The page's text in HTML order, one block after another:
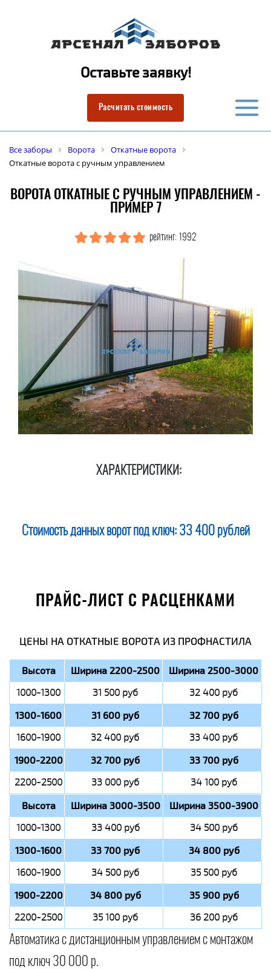
Оставьте заявку!
Расчитать стоимость
Все заборы Ворота
Откатные ворота
Откатные ворота с ручным управлением
ВОРОТА ОТКАТНЫЕ С РУЧНЫМ УПРАВЛЕНИЕМ -
ПРИМЕР 7
рейтинг: 1992
ХАРАКТЕРИСТИКИ:
Стоимость данных ворот под ключ: 33 400 рублей
ПРАЙС-ЛИСТ С РАСЦЕНКАМИ
ЦЕНЫ НА ОТКАТНЫЕ ВОРОТА ИЗ ПРОФНАСТИЛА
Высота Ширина 2200-2500 Ширина 2500-3000
1000-1300 31 500 руб 32 400 руб
1300-1600 31 600 руб 32 700 руб
1600-1900 32 400 руб 33 400 руб
1900-2200 32 700 руб 33 700 руб
2200-2500 33 000 руб 34 100 руб
Высота Ширина 3000-3500 Ширина 3500-3900
1000-1300 33 400 руб 34 500 руб
1300-1600 33 700 руб 34 800 руб
1600-1900 34 500 руб 35 500 руб
1900-2200 34 800 руб 35 900 руб
2200-2500 35 100 руб 36 200 руб
Автоматика с дистанционным управлением с монтажом
под ключ 30 000 р.